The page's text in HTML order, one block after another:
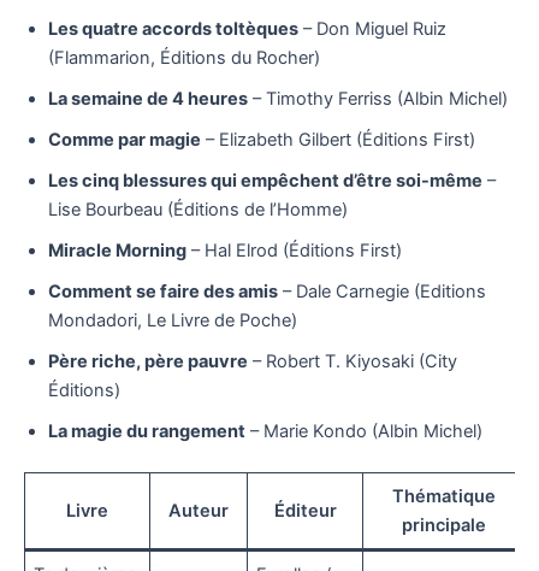
Les quatre accords toltèques – Don Miguel Ruiz
(Flammarion, Éditions du Rocher)
La semaine de 4 heures – Timothy Ferriss (Albin Michel)
Comme par magie – Elizabeth Gilbert (Éditions First)
Les cinq blessures qui empêchent d’être soi-même –
Lise Bourbeau (Éditions de l’Homme)
Miracle Morning – Hal Elrod (Éditions First)
Comment se faire des amis – Dale Carnegie (Editions
Mondadori, Le Livre de Poche)
Père riche, père pauvre – Robert T. Kiyosaki (City
Éditions)
La magie du rangement – Marie Kondo (Albin Michel)
Livre Auteur Éditeur
Thématique
principale